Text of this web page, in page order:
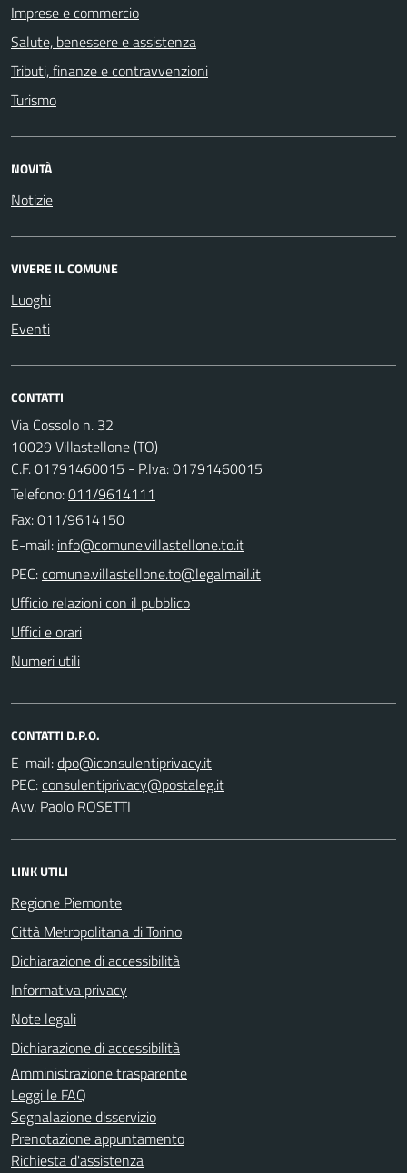
Imprese e commercio
Salute, benessere e assistenza
Tributi, finanze e contravvenzioni
Turismo
NOVITÀ
Notizie
VIVERE IL COMUNE
Luoghi
Eventi
CONTATTI
Via Cossolo n. 32
10029 Villastellone (TO)
C.F. 01791460015 - P.Iva: 01791460015
Telefono:011/9614111
Fax: 011/9614150
E-mail:
PEC:
Ufficio relazioni con il pubblico
Uffici e orari
Numeri utili
CONTATTI D.P.O.
E-mail:
PEC:
Avv. Paolo ROSETTI
LINK UTILI
Regione Piemonte
Città Metropolitana di Torino
Dichiarazione di accessibilità
Informativa privacy
Note legali
Dichiarazione di accessibilità
Amministrazione trasparente
Leggi le FAQ
Segnalazione disservizio
Prenotazione appuntamento
Richiesta d'assistenza